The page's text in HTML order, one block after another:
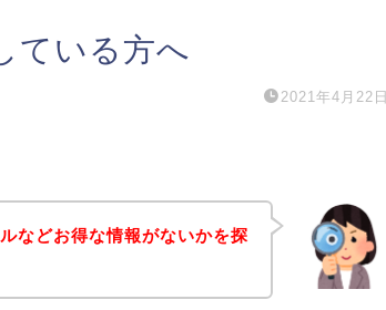
ている方へ
2021年4月22日
などお得な情報がないかを探